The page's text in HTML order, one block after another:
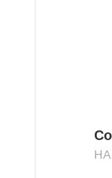
เป็นพืชล้ ม
กว้าง 7-
ลักษณะแคบ
สำหรับด อ
ที่ปลายกิ่ง